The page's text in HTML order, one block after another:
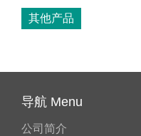
其他产品
导航 Menu
公司简介